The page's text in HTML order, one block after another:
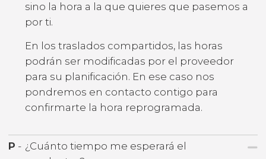
sino la hora a la que quieres que pasemos a
por ti.
En los traslados compartidos, las horas
podrán ser modificadas por el proveedor
para su planificación. En ese caso nos
pondremos en contacto contigo para
confirmarte la hora reprogramada.
P - ¿Cuánto tiempo me esperará el